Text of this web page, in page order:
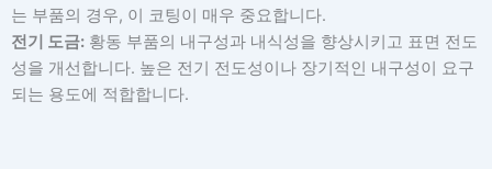
는 부품의 경우, 이 코팅이 매우 중요합니다.
전기 도금: 황동 부품의 내구성과 내식성을 향상시키고 표면 전도
성을 개선합니다. 높은 전기 전도성이나 장기적인 내구성이 요구
되는 용도에 적합합니다.